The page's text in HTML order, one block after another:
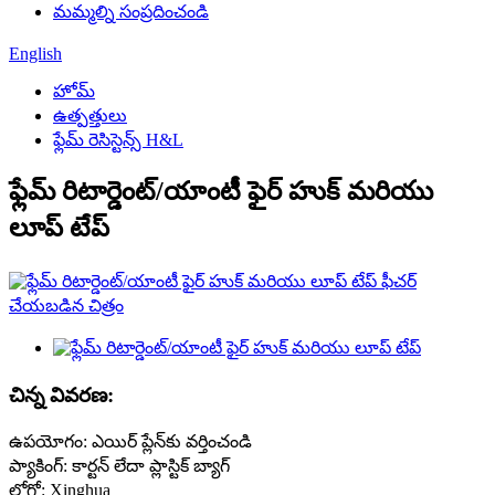
మమ్మల్ని సంప్రదించండి
English
హోమ్
ఉత్పత్తులు
ఫ్లేమ్ రెసిస్టెన్స్ H&L
ఫ్లేమ్ రిటార్డెంట్/యాంటీ ఫైర్ హుక్ మరియు
లూప్ టేప్
చిన్న వివరణ:
ఉపయోగం: ఎయిర్ ప్లేన్‌కు వర్తించండి
ప్యాకింగ్: కార్టన్ లేదా ప్లాస్టిక్ బ్యాగ్
లోగో: Xinghua